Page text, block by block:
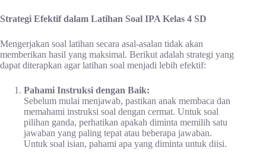
Strategi Efektif dalam Latihan Soal IPA Kelas 4 SD
Mengerjakan soal latihan secara asal-asalan tidak akan
memberikan hasil yang maksimal. Berikut adalah strategi yang
dapat diterapkan agar latihan soal menjadi lebih efektif:
Pahami Instruksi dengan Baik:
Sebelum mulai menjawab, pastikan anak membaca dan
memahami instruksi soal dengan cermat. Untuk soal
pilihan ganda, perhatikan apakah diminta memilih satu
jawaban yang paling tepat atau beberapa jawaban.
Untuk soal isian, pahami apa yang diminta untuk diisi.